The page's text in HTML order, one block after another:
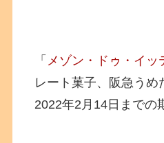
「 メゾン・ドゥ・イッ
レート菓子、 阪急うめ
2022年2月14日までの